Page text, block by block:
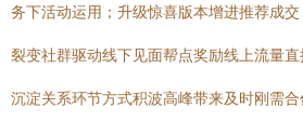
务下活动运用；升级惊喜版本增进推荐成
裂变社群驱动线下见面帮点奖励线上流量
沉淀关系环节方式积波高峰带来及时刚需